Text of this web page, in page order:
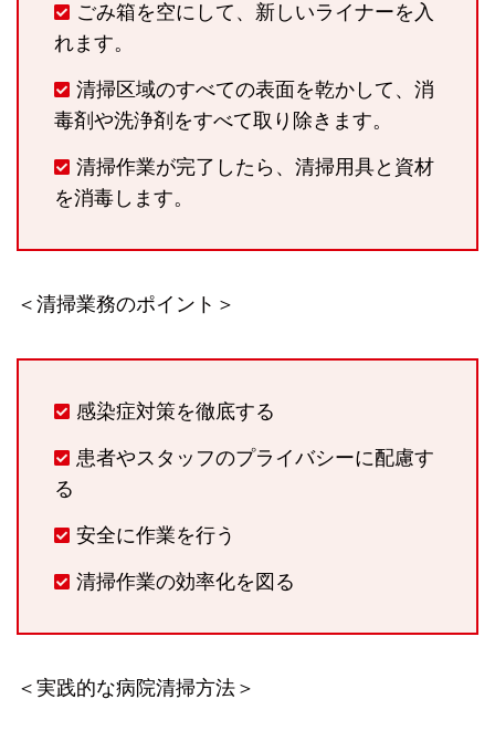
ごみ箱を空にして、新しいライナーを入
れます。
清掃区域のすべての表面を乾かして、消
毒剤や洗浄剤をすべて取り除きます。
清掃作業が完了したら、清掃用具と資材
を消毒します。
＜清掃業務のポイント＞
感染症対策を徹底する
患者やスタッフのプライバシーに配慮す
る
安全に作業を行う
清掃作業の効率化を図る
＜実践的な病院清掃方法＞